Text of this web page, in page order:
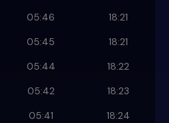
05:46
18:21
05:45
18:21
05:44
18:22
05:42
18:23
05:41
18:24